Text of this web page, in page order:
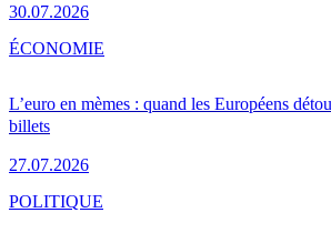
30.07.2026
L’euro en mèmes : quand les Européens
billets
27.07.2026
ÉCONOMIE
POLITIQUE